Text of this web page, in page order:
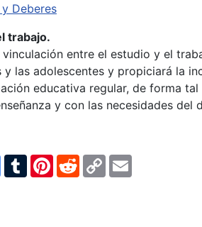
Deberes
trabajo.
entre el estudio y el
las adolescentes y propiciará la
educativa regular, de forma
y con las necesidades del
GoogleTumblrPinterestRedditCopy
acorde con los derechos y